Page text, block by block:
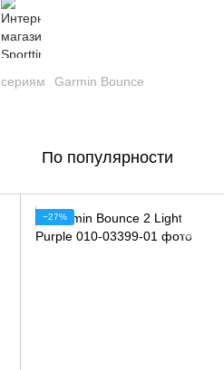
Garmin Bounce
По популярности
−27%